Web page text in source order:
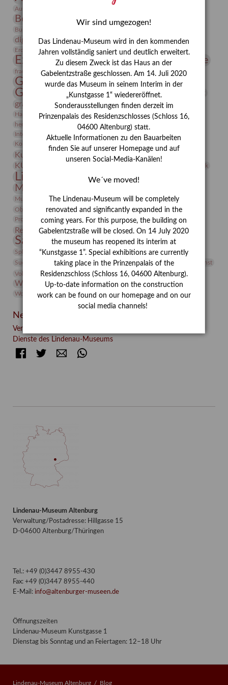
Ausstellung „Vier Winde“
Bernhard August von Lindenau
Burg Posterstein
digitallabor Entartete Kunst
Enteignung
Erdmann Julius Dietrich
Erlebnisportal estrusker Exlibris
Expressionismus Festrede Florenz Fotografie
frauen Frauen in der Antike und heute
Gerhard-Altenbourg-Preis
Gerhard Altenbourg
Gerhard Kurt Müller
grafische sammlung griechische Mythologie
Hanns-Conon von der Gabelentz Heinrich Kirchhoff Heldinnen
herman de vries Humboldt
Insekten
Integriertes Schädlingsmanagement
Jahresempfang
Kolosseum
Kunst
Kunstmuseum Kunstvermittlung Kunst von Kühl
KUNSTWAND Künstler Lehmbruck
Lindenau-Museum Marstall
Museumsgeschichte
Museumspädagogik Mäzen Napoleon Natur
Neue Remise
Objekt im Fokus
Paul Klee Peter Schnürpel Phelloplastik
Pohlhof
Provenienz
Provenienzforschung
Restaurierung Restitution Rudi Lesser Ruth Wolf-Rehfeld
Sammlung Samstagszeichner Skulptur
Sonderausstellung
Sphinx
studio Studio Bildende Kunst
studioDIGITAL
Suermondt-Ludwig-Museum
Vermittlung Video
Videokunst
Volontariat
Walter Rheiner Weihnachten Werefkin
Werkbetrachtung Winter Wissenschaft
Wolf and Dog
Wolf und Hund
Zirkuswoche
Neueste Beiträge
Verschenkt, verkauft, vergessen? – Kunstdetektivinnen im
Dienste des Lindenau-Museums
FacebookTwitter E-mail
Lindenau-Museum Altenburg
Verwaltung/Postadresse: Hillgasse 15
D-04600 Altenburg/Thüringen
Tel.: +49 (0)3447 8955-430
Fax: +49 (0)3447 8955-440
E-Mail: info@altenburger-museen.de
Öffnungszeiten
Lindenau-Museum Kunstgasse 1
Dienstag bis Sonntag und an Feiertagen: 12–18 Uhr
Lindenau-Museum Altenburg Blog
Wir sind umgezogen!
Das Lindenau-Museum wird in den kommenden
Jahren vollständig saniert und deutlich erweitert.
Zu diesem Zweck ist das Haus an der
Gabelentzstraße geschlossen. Am 14. Juli 2020
wurde das Museum in seinem Interim in der
„Kunstgasse 1“ wiedereröffnet.
Sonderausstellungen finden derzeit im
Prinzenpalais des Residenzschlosses (Schloss 16,
04600 Altenburg) statt.
Aktuelle Informationen zu den Bauarbeiten
finden Sie auf unserer Homepage und auf
unseren Social-Media-Kanälen!
We´ve moved!
The Lindenau-Museum will be completely
renovated and significantly expanded in the
coming years. For this purpose, the building on
Gabelentzstraße will be closed. On 14 July 2020
the museum has reopened its interim at
“Kunstgasse 1”. Special exhibitions are currently
taking place in the Prinzenpalais of the
Residenzschloss (Schloss 16, 04600 Altenburg).
Up-to-date information on the construction
work can be found on our homepage and on our
social media channels!